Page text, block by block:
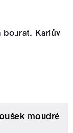
bourat. Karlův
moudré